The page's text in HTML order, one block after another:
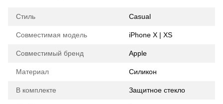
Стиль Casual
Совместимая модель iPhone X | XS
Совместимый бренд Apple
Материал Силикон
В комплекте Защитное стекло